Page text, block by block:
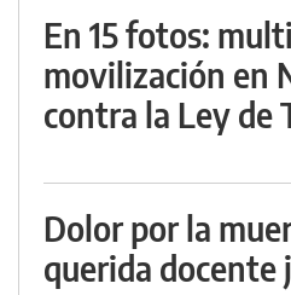
En 15 fotos:
movilización en
contra la Ley de
Dolor por la
querida docente